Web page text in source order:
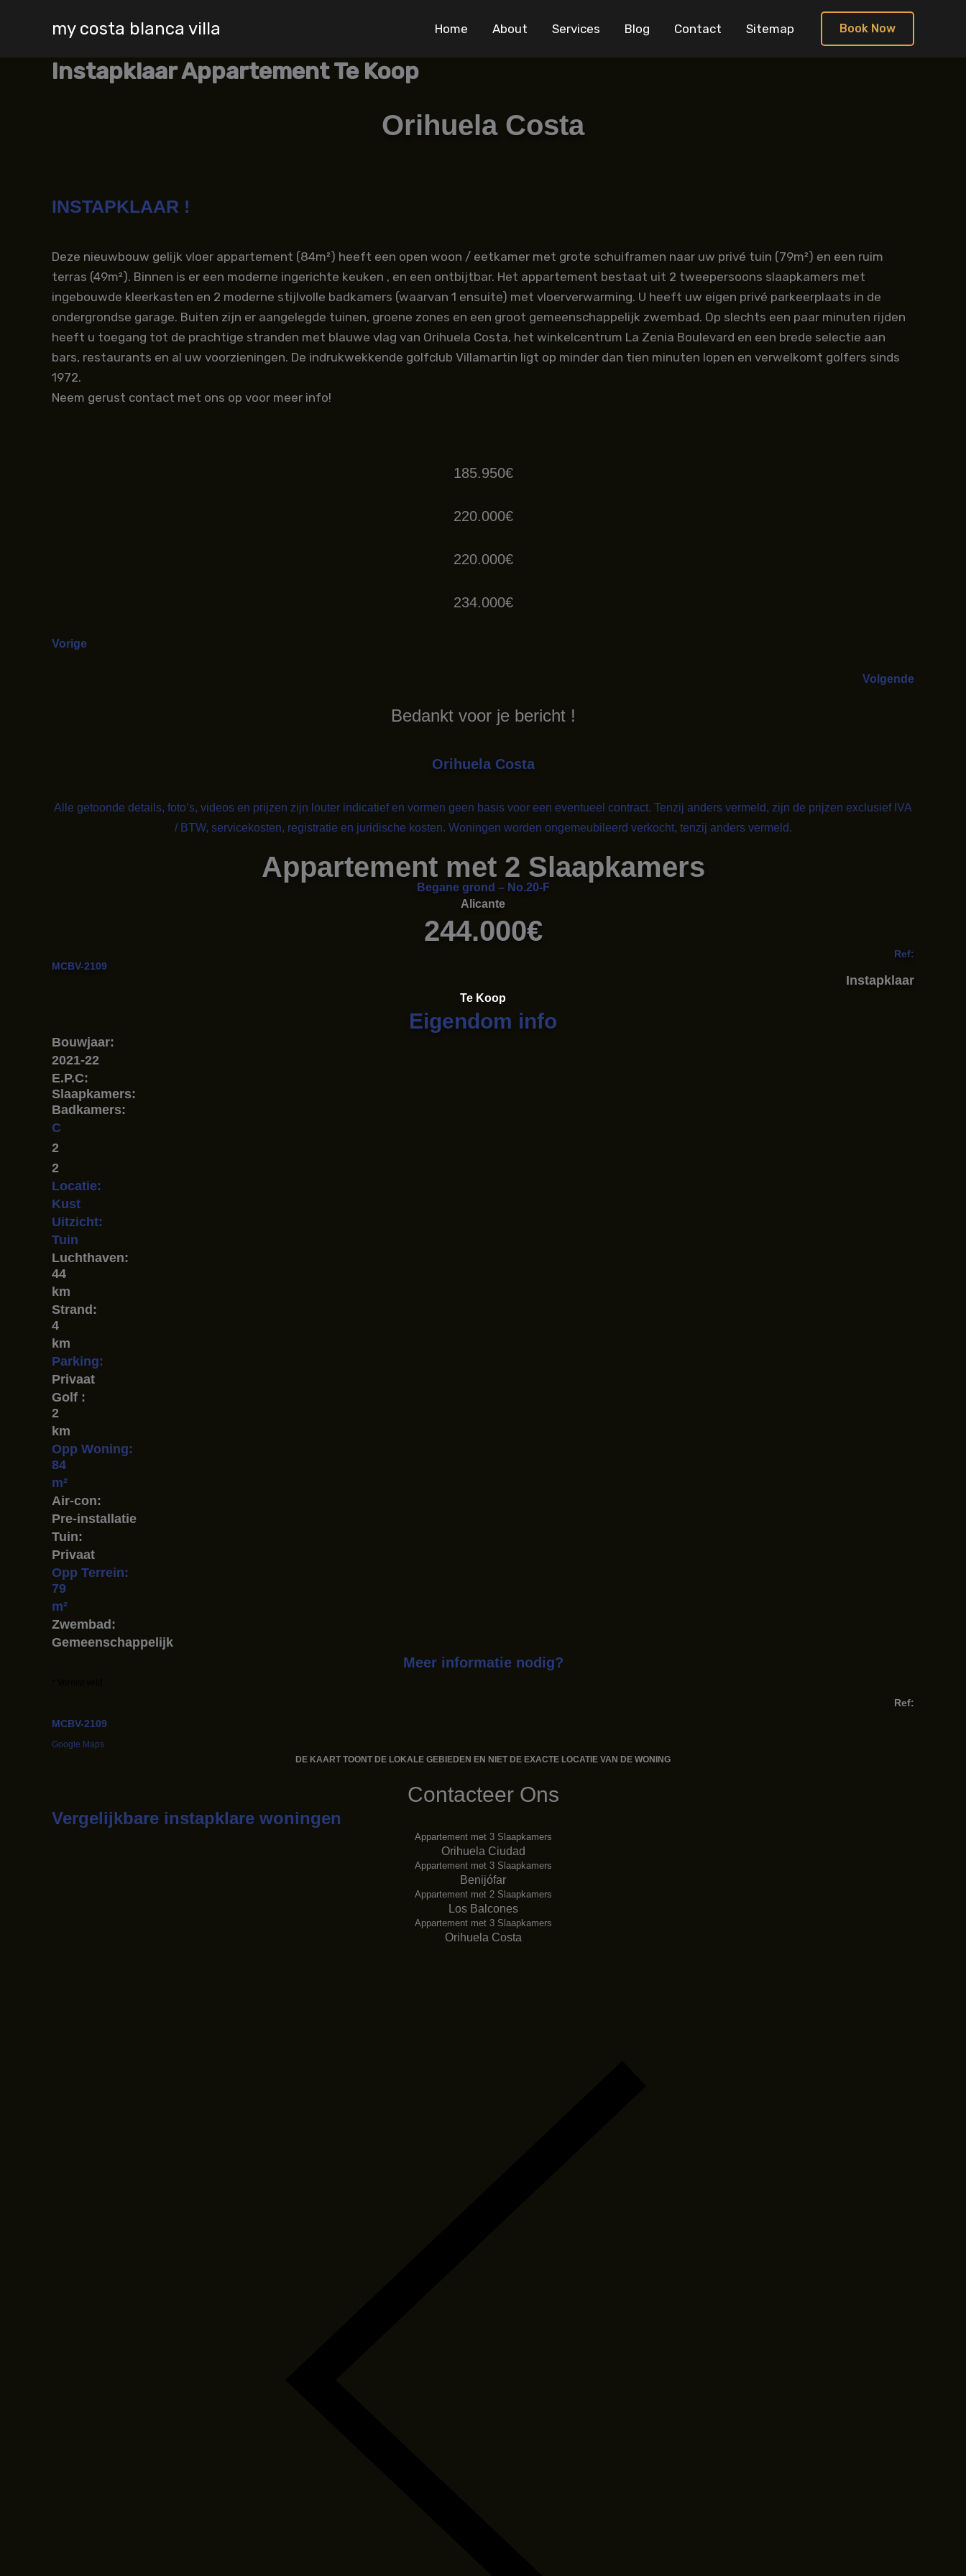
my costa blanca villa Home About Services Blog Contact Sitemap Book Now
Instapklaar Appartement Te Koop
Orihuela Costa
INSTAPKLAAR !
Deze nieuwbouw gelijk vloer appartement (84m²) heeft een open woon / eetkamer met grote schuiframen naar uw privé tuin (79m²) en een ruim
terras (49m²). Binnen is er een moderne ingerichte keuken , en een ontbijtbar. Het appartement bestaat uit 2 tweepersoons slaapkamers met
ingebouwde kleerkasten en 2 moderne stijlvolle badkamers (waarvan 1 ensuite) met vloerverwarming. U heeft uw eigen privé parkeerplaats in de
ondergrondse garage. Buiten zijn er aangelegde tuinen, groene zones en een groot gemeenschappelijk zwembad. Op slechts een paar minuten rijden
heeft u toegang tot de prachtige stranden met blauwe vlag van Orihuela Costa, het winkelcentrum La Zenia Boulevard en een brede selectie aan
bars, restaurants en al uw voorzieningen. De indrukwekkende golfclub Villamartin ligt op minder dan tien minuten lopen en verwelkomt golfers sinds
1972.
Neem gerust contact met ons op voor meer info!
185.950€
220.000€
220.000€
234.000€
Vorige
Volgende
Bedankt voor je bericht !
Orihuela Costa
Alle getoonde details, foto’s, videos en prijzen zijn louter indicatief en vormen geen basis voor een eventueel contract. Tenzij anders vermeld, zijn de prijzen exclusief IVA
/ BTW, servicekosten, registratie en juridische kosten. Woningen worden ongemeubileerd verkocht, tenzij anders vermeld.
Appartement met 2 Slaapkamers
Begane grond – No.20-F
Alicante
244.000€
Ref:
MCBV-2109
Instapklaar
Te Koop
Eigendom info
Bouwjaar:
2021-22
E.P.C:
Slaapkamers:
Badkamers:
C
2
2
Locatie:
Kust
Uitzicht:
Tuin
Luchthaven:
44
km
Strand:
4
km
Parking:
Privaat
Golf :
2
km
Opp Woning:
84
m²
Air-con:
Pre-installatie
Tuin:
Privaat
Opp Terrein:
79
m²
Zwembad:
Gemeenschappelijk
Meer informatie nodig?
Ref:
MCBV-2109
Google Maps
DE KAART TOONT ​​DE LOKALE GEBIEDEN EN NIET DE EXACTE LOCATIE VAN DE WONING
Contacteer Ons
Vergelijkbare instapklare woningen
Appartement met 3 Slaapkamers
Orihuela Ciudad
Appartement met 3 Slaapkamers
Benijófar
Appartement met 2 Slaapkamers
Los Balcones
Appartement met 3 Slaapkamers
Orihuela Costa